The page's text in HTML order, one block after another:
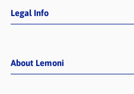
Legal Info
About Lemoni